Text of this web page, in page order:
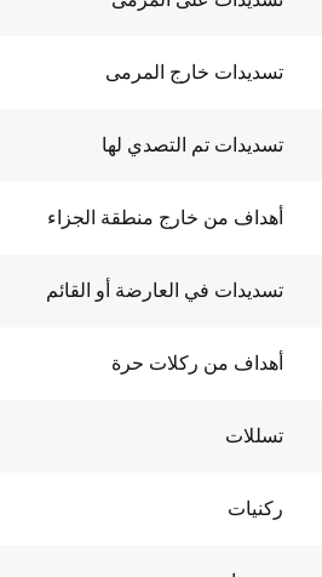
تسديدات خارج المرمى
تسديدات تم التصدي لها
أهداف من خارج منطقة الجزاء
تسديدات في العارضة أو القائم
أهداف من ركلات حرة
تسللات
ركنيات